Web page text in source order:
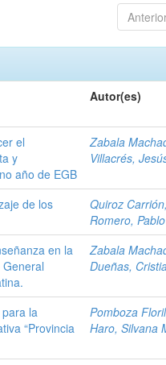
Autor(es)
el
y
año de EGB
Zabala
Villacrés,
de los
Quiroz
Romero,
en la
Zabala
Dueñas,
la
“Provincia
Pomboza
Haro, Silvana